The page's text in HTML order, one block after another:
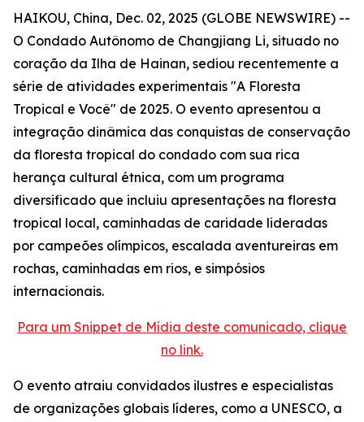
HAIKOU, China, Dec. 02, 2025 (GLOBE NEWSWIRE) --
O Condado Autônomo de Changjiang Li, situado no
coração da Ilha de Hainan, sediou recentemente a
série de atividades experimentais "A Floresta
Tropical e Você" de 2025. O evento apresentou a
integração dinâmica das conquistas de conservação
da floresta tropical do condado com sua rica
herança cultural étnica, com um programa
diversificado que incluiu apresentações na floresta
tropical local, caminhadas de caridade lideradas
por campeões olímpicos, escalada aventureiras em
rochas, caminhadas em rios, e simpósios
internacionais.
Para um Snippet de Mídia deste comunicado, clique
no link.
O evento atraiu convidados ilustres e especialistas
de organizações globais líderes, como a UNESCO, a